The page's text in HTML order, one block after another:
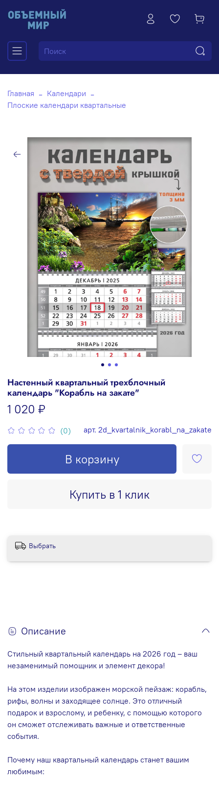
Главная
Календари
Плоские календари квартальные
(0) арт. 2d_kvartalnik_korabl_na_zakate
Настенный квартальный трехблочный
календарь "Корабль на закате"
1 020 ₽
В корзину
Купить в 1 клик
Выбрать
Описание
Стильный квартальный календарь на 2026 год – ваш
незаменимый помощник и элемент декора!
На этом изделии изображен морской пейзаж: корабль,
рифы, волны и заходящее солнце. Это отличный
подарок и взрослому, и ребенку, с помощью которого
он сможет отслеживать важные и ответственные
события.
Почему наш квартальный календарь станет вашим
любимым: